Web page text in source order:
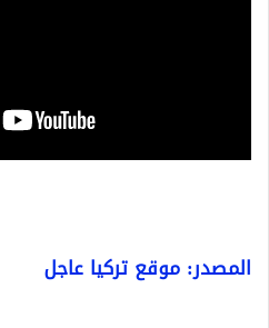
المصدر: موقع تركيا عاجل